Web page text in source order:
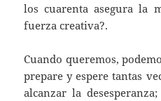
los cuarenta asegura la
fuerza creativa?.
Cuando queremos,
prepare y espere tantas
alcanzar la